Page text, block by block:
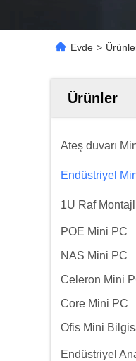
Evde >
Ürünler
Ateş duvarı
Endüstriyel
1U Raf
POE Mini PC
NAS Mini PC
Celeron Mini
Core Mini PC
Ofis Mini
Endüstriyel